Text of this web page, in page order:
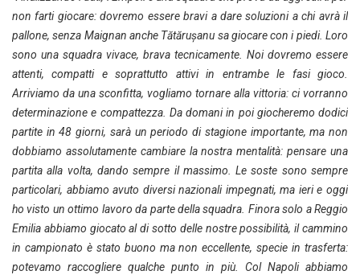
non farti giocare: dovremo essere bravi a dare soluzioni a chi avrà il
pallone, senza Maignan anche Tătărușanu sa giocare con i piedi. Loro
sono una squadra vivace, brava tecnicamente. Noi dovremo essere
attenti, compatti e soprattutto attivi in entrambe le fasi gioco.
Arriviamo da una sconfitta, vogliamo tornare alla vittoria: ci vorranno
determinazione e compattezza. Da domani in poi giocheremo dodici
partite in 48 giorni, sarà un periodo di stagione importante, ma non
dobbiamo assolutamente cambiare la nostra mentalità: pensare una
partita alla volta, dando sempre il massimo. Le soste sono sempre
particolari, abbiamo avuto diversi nazionali impegnati, ma ieri e oggi
ho visto un ottimo lavoro da parte della squadra. Finora solo a Reggio
Emilia abbiamo giocato al di sotto delle nostre possibilità, il cammino
in campionato è stato buono ma non eccellente, specie in trasferta:
potevamo raccogliere qualche punto in più. Col Napoli abbiamo